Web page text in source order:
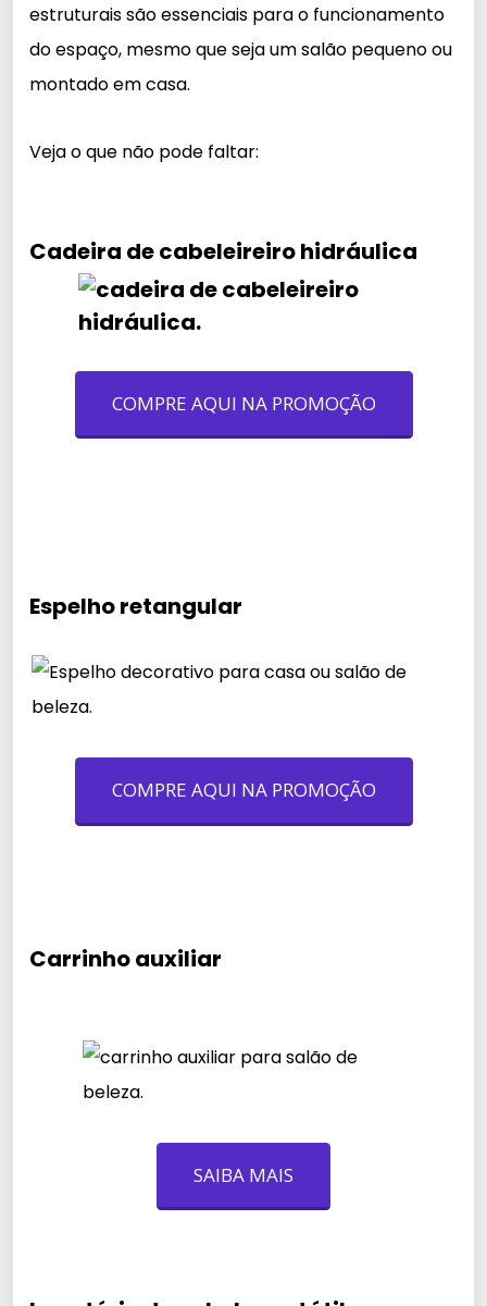
estruturais são essenciais para o funcionamento
do espaço, mesmo que seja um salão pequeno ou
montado em casa.
Veja o que não pode faltar:
Cadeira de cabeleireiro hidráulica
COMPRE AQUI NA PROMOÇÃO
Espelho retangular
COMPRE AQUI NA PROMOÇÃO
Carrinho auxiliar
SAIBA MAIS